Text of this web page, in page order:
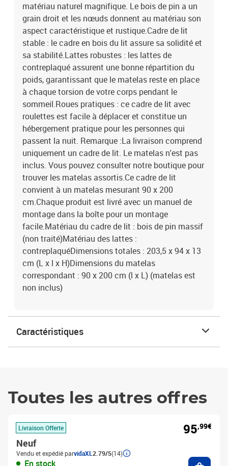
matériau naturel magnifique. Le bois de pin a un
grain droit et les nœuds donnent au matériau son
aspect caractéristique et rustique.Cadre de lit
stable : le cadre en bois du lit assure sa solidité et
sa stabilité.Lattes robustes : les lattes de
contreplaqué assurent une bonne répartition du
poids, garantissant que le matelas reste en place
à chaque torsion de votre corps pendant le
sommeil.Roues pratiques : ce cadre de lit avec
roulettes est facile à déplacer et constitue un
hébergement pratique pour les personnes qui
passent la nuit. Remarque :La livraison comprend
uniquement un cadre de lit. Le matelas n'est pas
inclus. Vous pouvez consulter notre boutique pour
trouver les matelas assortis.Ce cadre de lit
convient à un matelas mesurant 90 x 200
cm.Chaque produit est livré avec un manuel de
montage dans la boîte pour un montage
facile.Matériau du cadre de lit : bois de pin massif
(non traité)Matériau des lattes :
contreplaquéDimensions totales : 203,5 x 94 x 13
cm (L x l x H)Dimensions du matelas
correspondant : 90 x 200 cm (l x L) (matelas est
non inclus)
Caractéristiques
Toutes les autres offres
Livraison Offerte
Neuf
Vendu et expédié parvidaXL 2.79/5(14)
En stock
95,99€